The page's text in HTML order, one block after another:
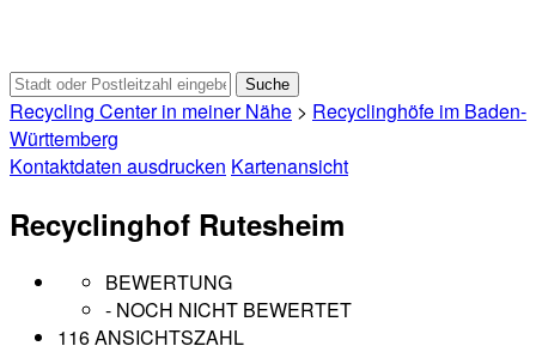
Recycling Center in meiner Nähe > Recyclinghöfe im Baden-
Württemberg
Kontaktdaten ausdrucken Kartenansicht
Recyclinghof Rutesheim
BEWERTUNG
- NOCH NICHT BEWERTET
116 ANSICHTSZAHL